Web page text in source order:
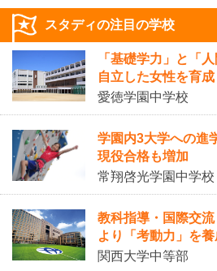
スタディの注目の学校
「基礎学力」と「
自立した女性を育成
愛徳学園中学校
学園内3大学への進
現役合格も増加
常翔啓光学園中学校
教科指導・国際交
より「考動力」を養
関西大学中等部